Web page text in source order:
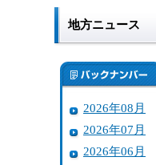
地方ニュース
2026年08月
2026年07月
2026年06月